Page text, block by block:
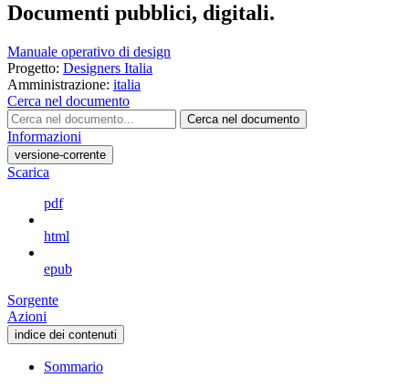
Documenti pubblici, digitali.
Manuale operativo di design
Progetto: Designers Italia
Amministrazione: italia
Cerca nel documento
Cerca nel documento
Informazioni
versione-corrente
Scarica
pdf
html
epub
Sorgente
Azioni
indice dei contenuti
Sommario